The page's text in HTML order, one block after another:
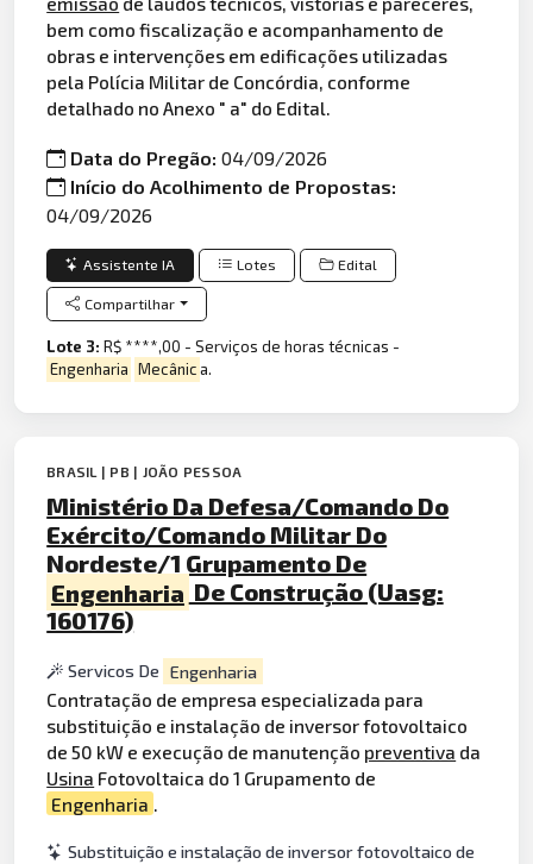
bem como fiscalização e acompanhamento de
obras e intervenções em edificações utilizadas
pela Polícia Militar de Concórdia, conforme
detalhado no Anexo " a" do Edital.
Data do Pregão:04/09/2026
Início do Acolhimento de Propostas:
04/09/2026
Assistente IA Lotes Edital
Compartilhar
Lote 3:R$ ****,00 - Serviços de horas técnicas -
Engenharia Mecânica.
BRASIL | PB | JOÃO PESSOA
Ministério Da Defesa/Comando Do
Exército/Comando Militar Do
Nordeste/1 Grupamento De
Engenharia De Construção (Uasg:
160176)
Servicos De Engenharia
Contratação de empresa especializada para
substituição e instalação de inversor fotovoltaico
de 50 kW e execução de manutenção preventiva da
Usina Fotovoltaica do 1 Grupamento de
Engenharia
Substituição e instalação de inversor fotovoltaico de